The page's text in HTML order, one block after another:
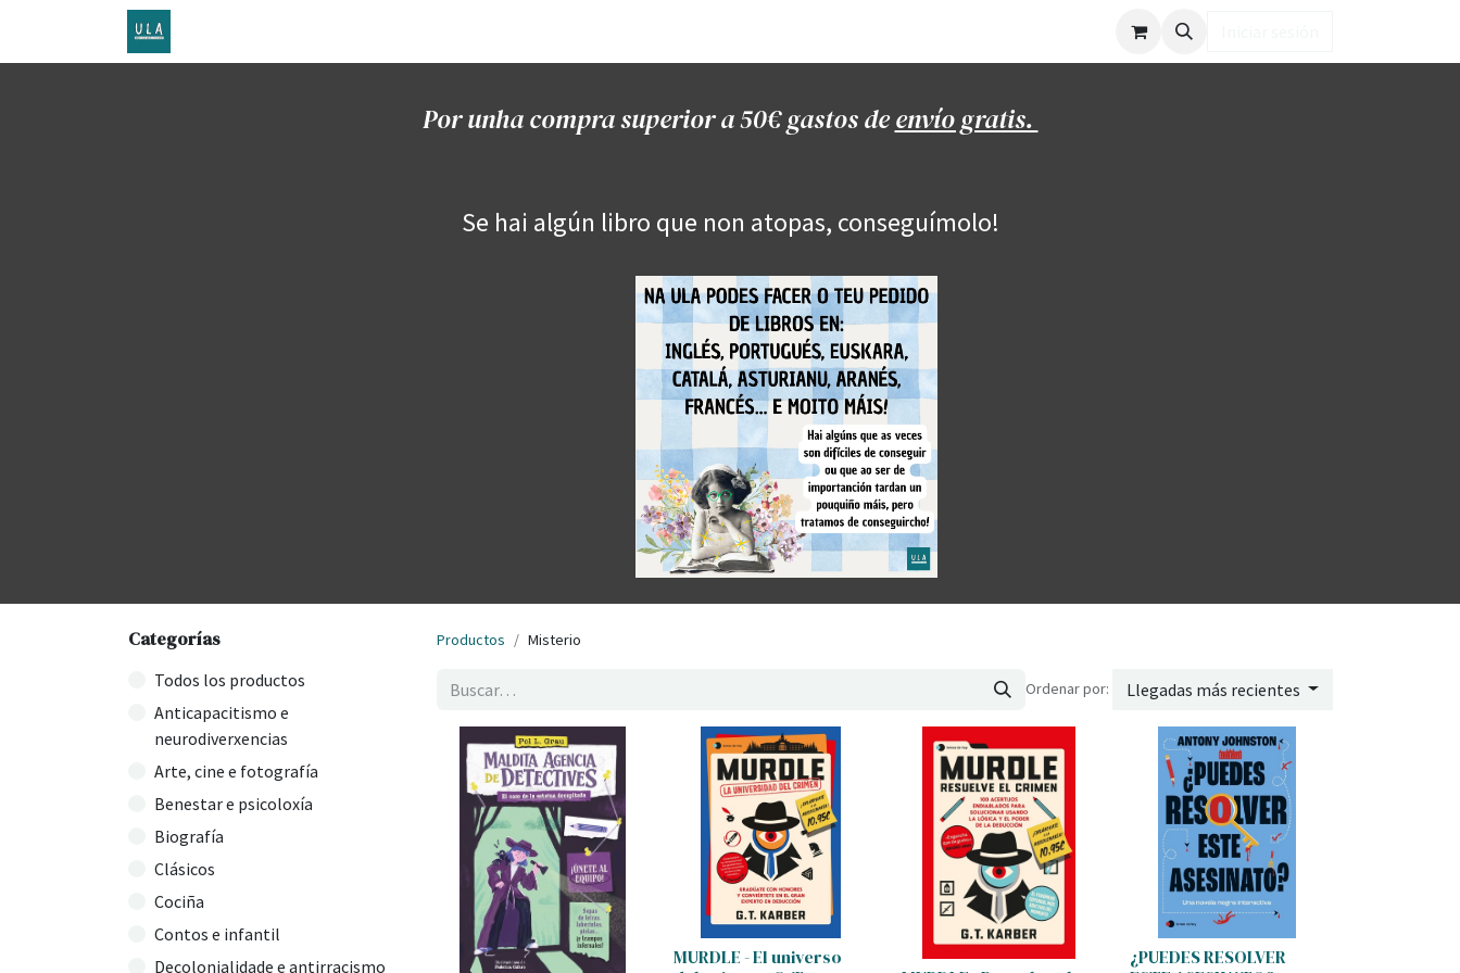
Por unha compra superior a 50€ gastos deenvío gratis.
Se hai algún libro que non atopas, conseguímolo!
Categorías
Todos los productos
Anticapacitismo e
neurodiverxencias
Arte, cine e fotografía
Benestar e psicoloxía
Biografía
Clásicos
Cociña
Contos e infantil
Decolonialidade e antirracismo
Productos Misterio
Ordenar por: Llegadas más recientes
MURDLE - El universo
¿PUEDES RESOLVER